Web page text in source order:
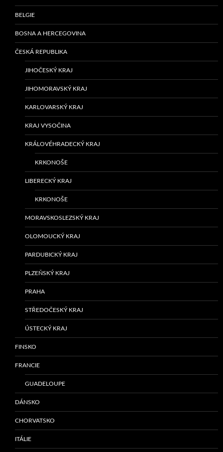
BELGIE
BOSNA A HERCEGOVINA
ČESKÁ REPUBLIKA
JIHOČESKÝ KRAJ
JIHOMORAVSKÝ KRAJ
KARLOVARSKÝ KRAJ
KRAJ VYSOČINA
KRÁLOVÉHRADECKÝ KRAJ
KRKONOŠE
LIBERECKÝ KRAJ
KRKONOŠE
MORAVSKOSLEZSKÝ KRAJ
OLOMOUCKÝ KRAJ
PARDUBICKÝ KRAJ
PLZEŇSKÝ KRAJ
PRAHA
STŘEDOČESKÝ KRAJ
ÚSTECKÝ KRAJ
FINSKO
FRANCIE
GUADELOUPE
DÁNSKO
CHORVATSKO
ITÁLIE